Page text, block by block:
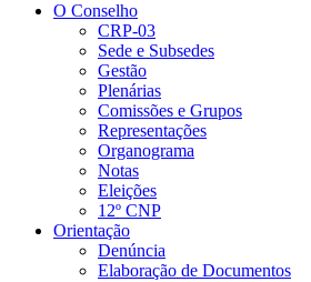
O Conselho
CRP-03
Sede e Subsedes
Gestão
Plenárias
Comissões e Grupos
Representações
Organograma
Notas
Eleições
12º CNP
Orientação
Denúncia
Elaboração de Documentos